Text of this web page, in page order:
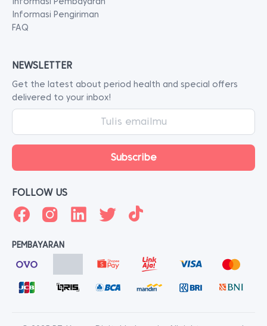
Informasi Pengiriman
FAQ
NEWSLETTER
Get the latest about period health and special offers
delivered to your inbox!
FOLLOW US
PEMBAYARAN